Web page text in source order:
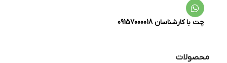
چت با کارشناسان 09157000018
محصولات